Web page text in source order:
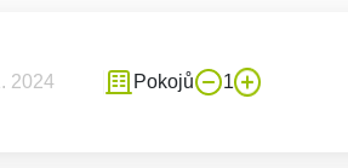
Pokojů 1